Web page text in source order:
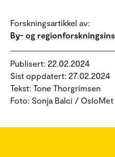
Forskningsartikkel av:
By- og
Publisert: 22.02.2024
Sist oppdatert: 27.02.2024
Tekst: Tone Thorgrimsen
Foto: Sonja Balci / OsloMet